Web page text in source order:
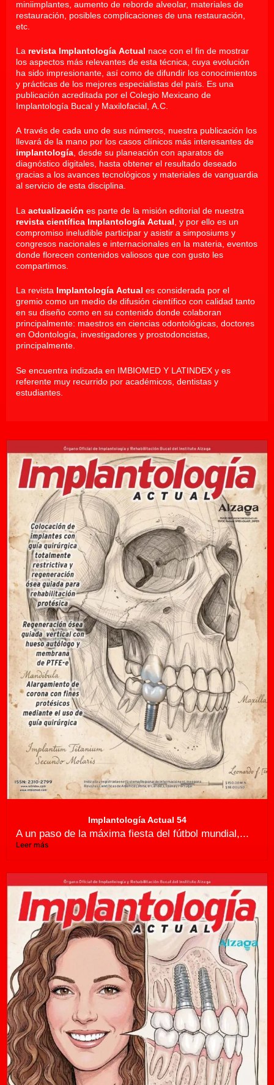
miniimplantes, aumento de reborde alveolar, materiales de
restauración, posibles complicaciones de una restauración,
etc.
La revista Implantología Actual nace con el fin de mostrar
los aspectos más relevantes de esta técnica, cuya evolución
ha sido impresionante, así como de difundir los conocimientos
y prácticas de los mejores especialistas del país. Es una
publicación acreditada por el Colegio Mexicano de
Implantología Bucal y Maxilofacial, A.C.
A través de cada uno de sus números, nuestra publicación los
llevará de la mano por los casos clínicos más interesantes de
implantología, desde su planeación con aparatos de
diagnóstico digitales, hasta obtener el resultado deseado
gracias a los avances tecnológicos y materiales de vanguardia
al servicio de esta disciplina.
La actualización es parte de la misión editorial de nuestra
revista científica Implantología Actual , y por ello es un
compromiso ineludible participar y asistir a simposiums y
congresos nacionales e internacionales en la materia, eventos
donde florecen contenidos valiosos que con gusto les
compartimos.
La revista Implantología Actual es considerada por el
gremio como un medio de difusión científico con calidad tanto
en su diseño como en su contenido donde colaboran
principalmente: maestros en ciencias odontológicas, doctores
en Odontología, investigadores y prostodoncistas,
principalmente.
Se encuentra indizada en IMBIOMED Y LATINDEX y es
referente muy recurrido por académicos, dentistas y
estudiantes.
Implantología Actual 54
A un paso de la máxima fiesta del fútbol mundial,...
Leer más